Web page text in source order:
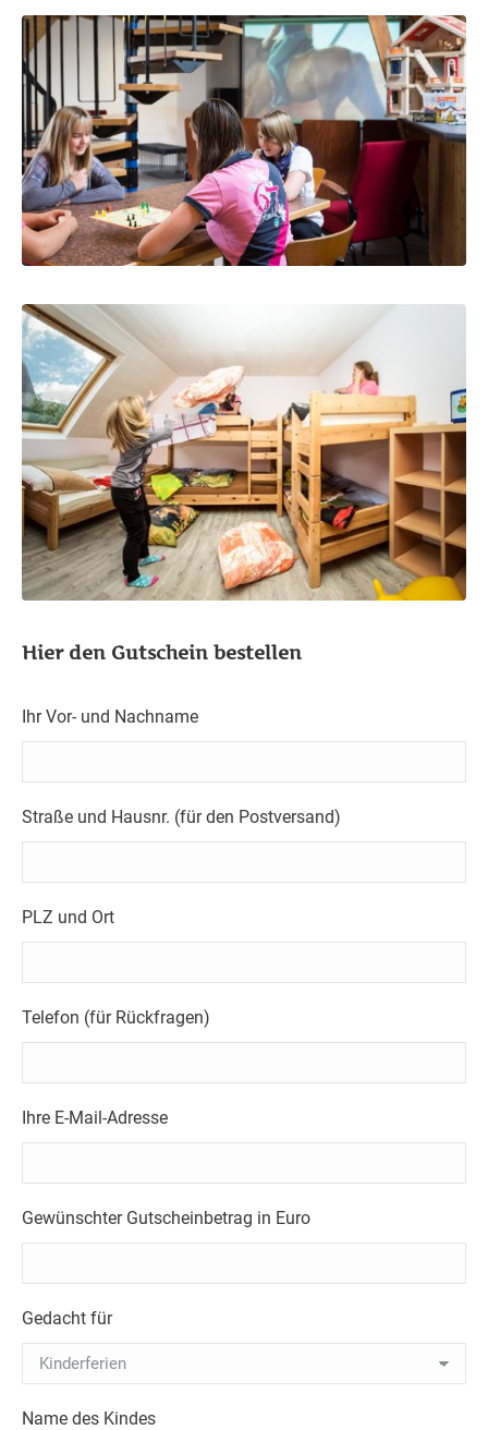
Hier den Gutschein bestellen
Ihr Vor- und Nachname
Straße und Hausnr. (für den Postversand)
PLZ und Ort
Telefon (für Rückfragen)
Ihre E-Mail-Adresse
Gewünschter Gutscheinbetrag in Euro
Gedacht für
Name des Kindes